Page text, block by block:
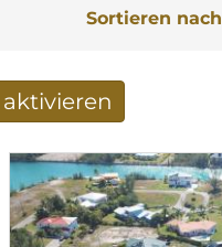
Sortieren nach